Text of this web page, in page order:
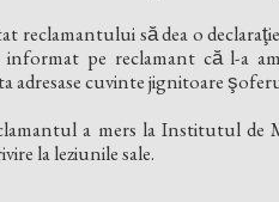
reclamantului să dea o
pe reclamant că l-a
adresase cuvinte jignitoare
a mers la Institutul
la leziunile sale.